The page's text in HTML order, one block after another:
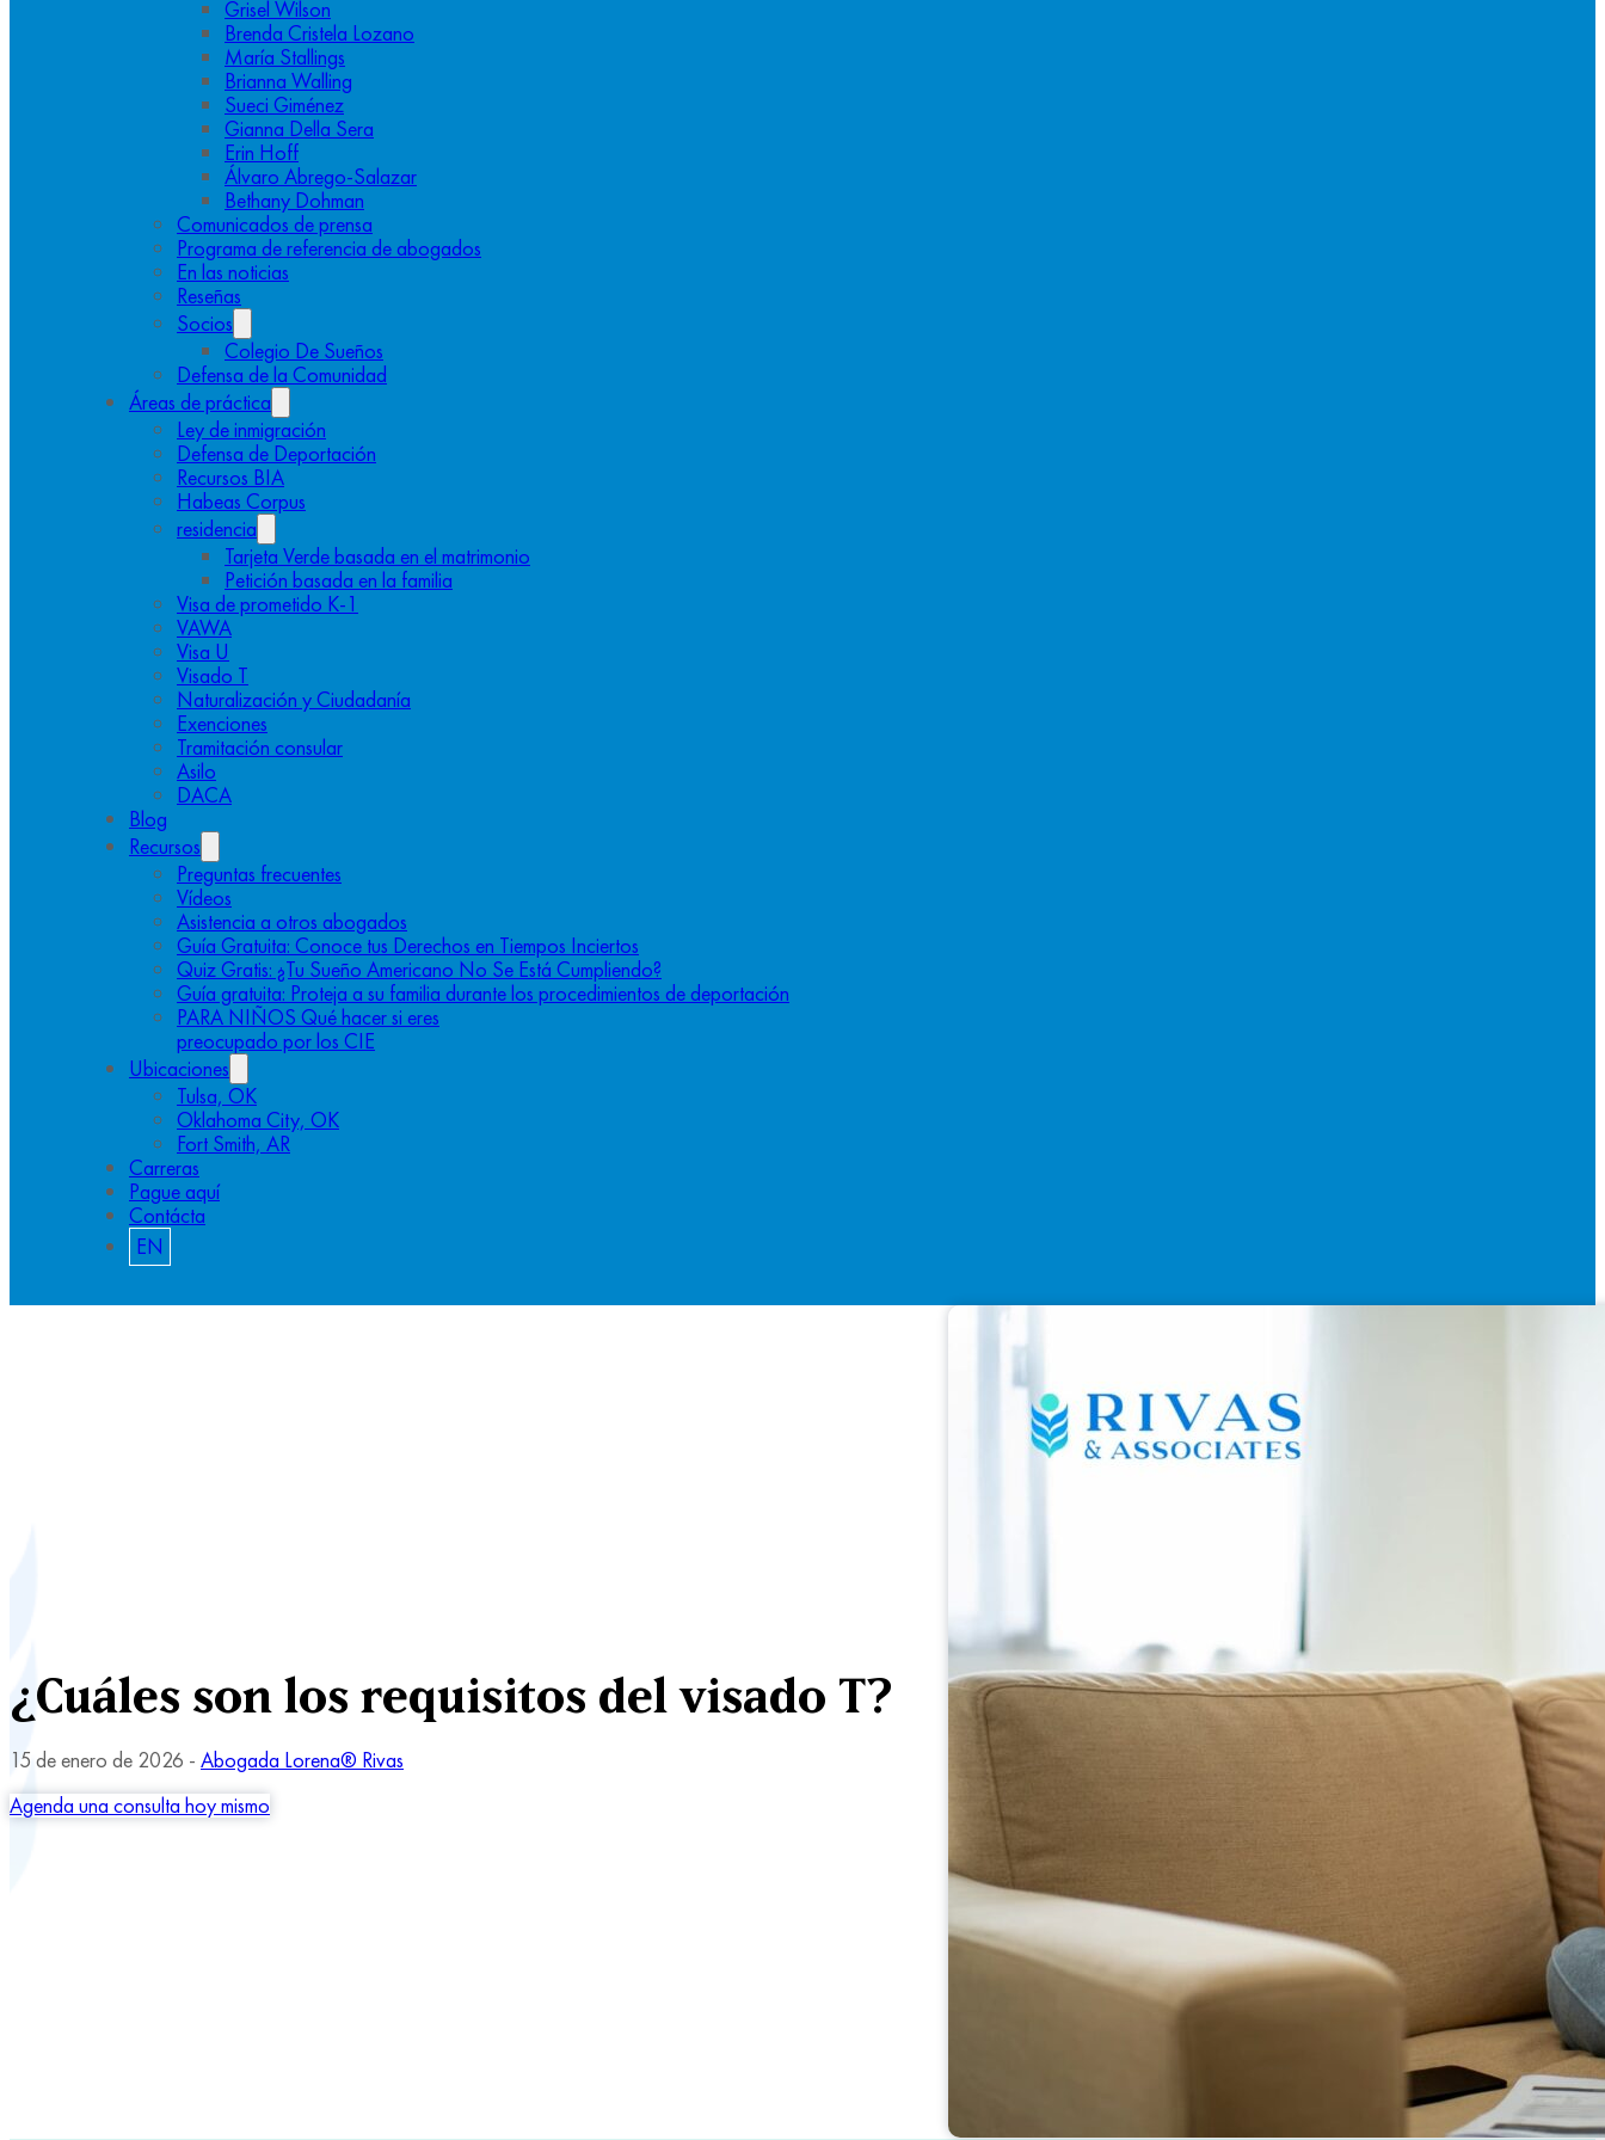
Grisel Wilson
Brenda Cristela Lozano
María Stallings
Brianna Walling
Sueci Giménez
Gianna Della Sera
Erin Hoff
Álvaro Abrego-Salazar
Bethany Dohman
Comunicados de prensa
Programa de referencia de abogados
En las noticias
Reseñas
Socios
Colegio De Sueños
Defensa de la Comunidad
Áreas de práctica
Ley de inmigración
Defensa de Deportación
Recursos BIA
Habeas Corpus
residencia
Tarjeta Verde basada en el matrimonio
Petición basada en la familia
Visa de prometido K-1
VAWA
Visa U
Visado T
Naturalización y Ciudadanía
Exenciones
Tramitación consular
Asilo
DACA
Blog
Recursos
Preguntas frecuentes
Vídeos
Asistencia a otros abogados
Guía Gratuita: Conoce tus Derechos en Tiempos Inciertos
Quiz Gratis: ¿Tu Sueño Americano No Se Está Cumpliendo?
Guía gratuita: Proteja a su familia durante los procedimientos de deportación
PARA NIÑOS Qué hacer si eres
preocupado por los CIE
Ubicaciones
Tulsa, OK
Oklahoma City, OK
Fort Smith, AR
Carreras
Pague aquí
Contácta
EN
¿Cuáles son los requisitos del visado T?
15 de enero de 2026 - Abogada Lorena® Rivas
Agenda una consulta hoy mismo